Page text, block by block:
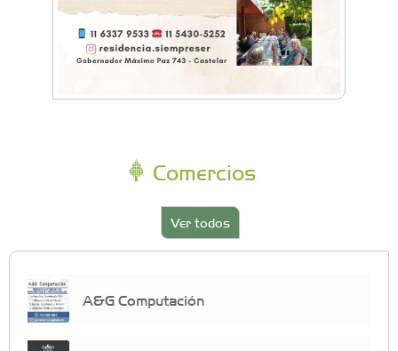
Comercios
Ver todos
A&G Computación